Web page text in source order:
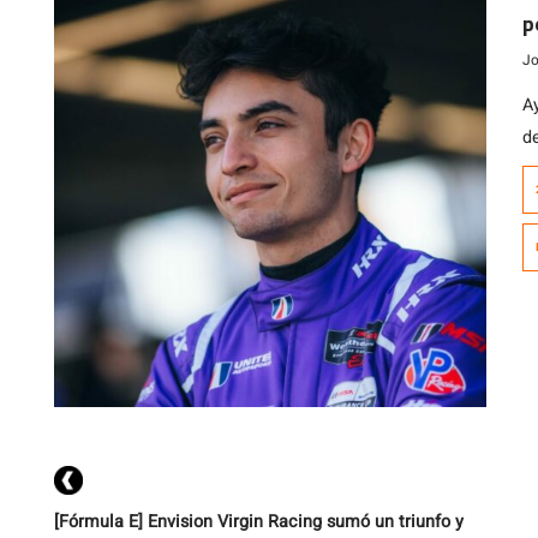
[Fórmula E] Envision Virgin Racing sumó un triunfo y